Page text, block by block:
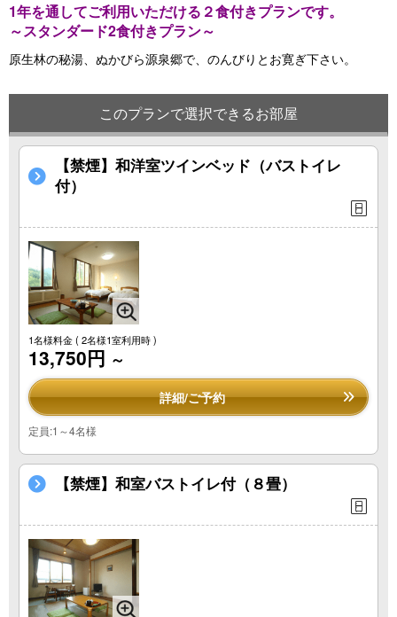
1年を通してご利用いただける２食付きプランです。
～スタンダード2食付きプラン～
原生林の秘湯、ぬかびら源泉郷で、のんびりとお寛ぎ下さい。
このプランで選択できるお部屋
【禁煙】和洋室ツインベッド（バストイレ
付）
1名様料金( 2名様1室利用時 )
13,750円 ～
詳細/ご予約
定員:1～4名様
【禁煙】和室バストイレ付（８畳）